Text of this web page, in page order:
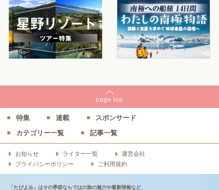
page top
特集 連載
スポンサード
カテゴリー一覧
記事一覧
お知らせ ライター一覧
運営会社
プライバシーポリシー
ご利用規約
「たびよみ」はその季節ならではの旅の魅力や最新情報など、